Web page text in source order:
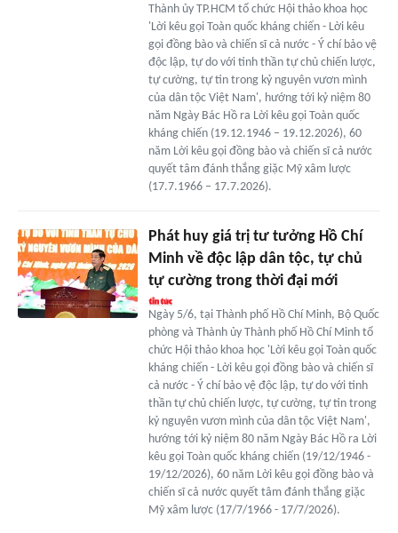
Thành ủy TP.HCM tổ chức Hội thảo khoa học
'Lời kêu gọi Toàn quốc kháng chiến - Lời kêu
gọi đồng bào và chiến sĩ cả nước - Ý chí bảo vệ
độc lập, tự do với tinh thần tự chủ chiến lược,
tự cường, tự tin trong kỷ nguyên vươn mình
của dân tộc Việt Nam', hướng tới kỷ niệm 80
năm Ngày Bác Hồ ra Lời kêu gọi Toàn quốc
kháng chiến (19.12.1946 – 19.12.2026), 60
năm Lời kêu gọi đồng bào và chiến sĩ cả nước
quyết tâm đánh thắng giặc Mỹ xâm lược
(17.7.1966 – 17.7.2026).
Phát huy giá trị tư tưởng Hồ Chí
Minh về độc lập dân tộc, tự chủ
tự cường trong thời đại mới
Ngày 5/6, tại Thành phố Hồ Chí Minh, Bộ Quốc
phòng và Thành ủy Thành phố Hồ Chí Minh tổ
chức Hội thảo khoa học 'Lời kêu gọi Toàn quốc
kháng chiến - Lời kêu gọi đồng bào và chiến sĩ
cả nước - Ý chí bảo vệ độc lập, tự do với tinh
thần tự chủ chiến lược, tự cường, tự tin trong
kỷ nguyên vươn mình của dân tộc Việt Nam',
hướng tới kỷ niệm 80 năm Ngày Bác Hồ ra Lời
kêu gọi Toàn quốc kháng chiến (19/12/1946 -
19/12/2026), 60 năm Lời kêu gọi đồng bào và
chiến sĩ cả nước quyết tâm đánh thắng giặc
Mỹ xâm lược (17/7/1966 - 17/7/2026).